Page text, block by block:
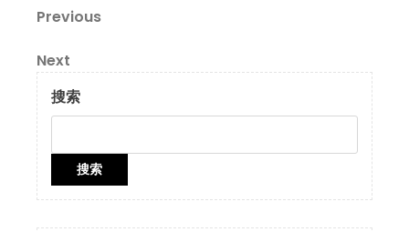
文
章
导
航
Previous
Previous
Next
Post
Next
搜索
搜索